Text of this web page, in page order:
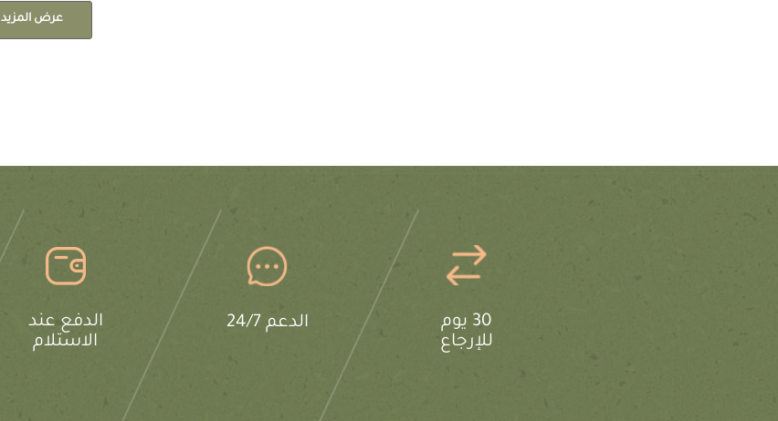
عرض المزيد
الدفع عند
الاستلام
الدعم 24/7
30 يوم
للإرجاع